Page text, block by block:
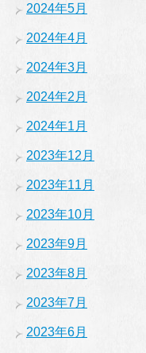
2024年5月
2024年4月
2024年3月
2024年2月
2024年1月
2023年12月
2023年11月
2023年10月
2023年9月
2023年8月
2023年7月
2023年6月